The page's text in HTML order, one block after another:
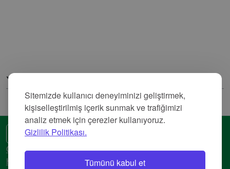
Sitemizde kullanıcı deneyiminizi geliştirmek,
kişiselleştirilmiş içerik sunmak ve trafiğimizi
analiz etmek için çerezler kullanıyoruz.
Gizlilik Politikası.
Tümünü kabul et
Yorumlar
🌍 Başka bir dil
Gizlilik Politikası
Hizmet Şartları